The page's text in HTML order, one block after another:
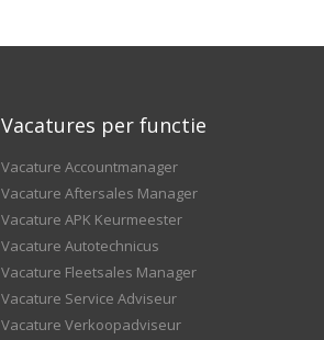
Vacatures per functie
Vacature Accountmanager
Vacature Aftersales Manager
Vacature APK Keurmeester
Vacature Autotechnicus
Vacature Fleetsales Manager
Vacature Service Adviseur
Vacature Verkoopadviseur